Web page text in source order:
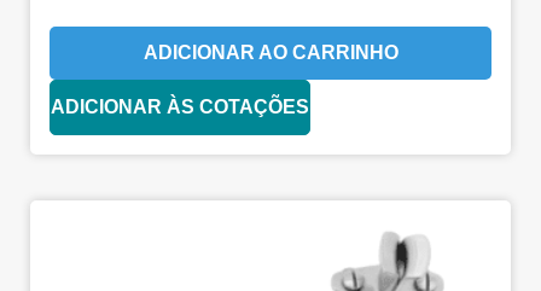
ADICIONAR AO CARRINHO
ADICIONAR ÀS COTAÇÕES